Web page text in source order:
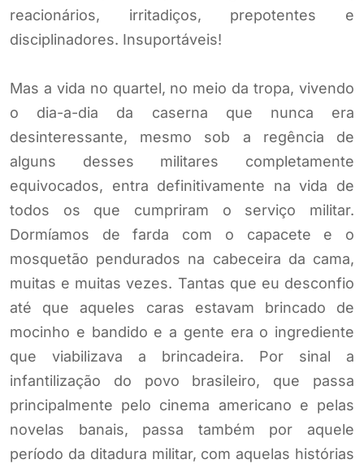
reacionários, irritadiços, prepotentes e
disciplinadores. Insuportáveis!
Mas a vida no quartel, no meio da tropa, vivendo
o dia-a-dia da caserna que nunca era
desinteressante, mesmo sob a regência de
alguns desses militares completamente
equivocados, entra definitivamente na vida de
todos os que cumpriram o serviço militar.
Dormíamos de farda com o capacete e o
mosquetão pendurados na cabeceira da cama,
muitas e muitas vezes. Tantas que eu desconfio
até que aqueles caras estavam brincado de
mocinho e bandido e a gente era o ingrediente
que viabilizava a brincadeira. Por sinal a
infantilização do povo brasileiro, que passa
principalmente pelo cinema americano e pelas
novelas banais, passa também por aquele
período da ditadura militar, com aquelas histórias